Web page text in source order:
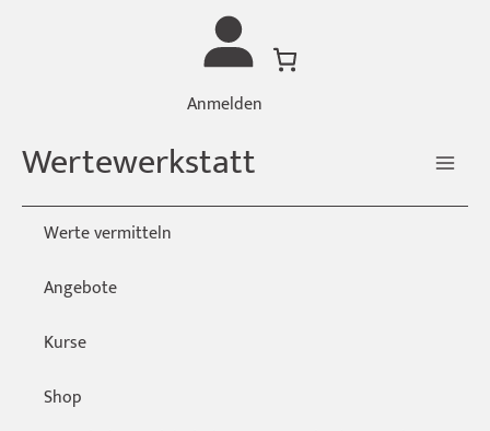
Anmelden
Wertewerkstatt
Werte vermitteln
Angebote
Kurse
Shop